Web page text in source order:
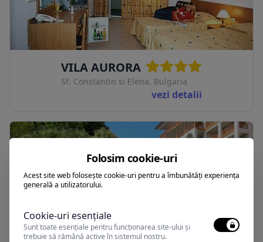
VILA AURORA
Sf. Constantin si Elena, Bulgaria
vezi detalii
Folosim cookie-uri
Acest site web folosește cookie-uri pentru a îmbunătăți experiența
generală a utilizatorului.
Cookie-uri esențiale
Sunt toate esențiale pentru funcționarea site-ului și
trebuie să rămână active în sistemul nostru.